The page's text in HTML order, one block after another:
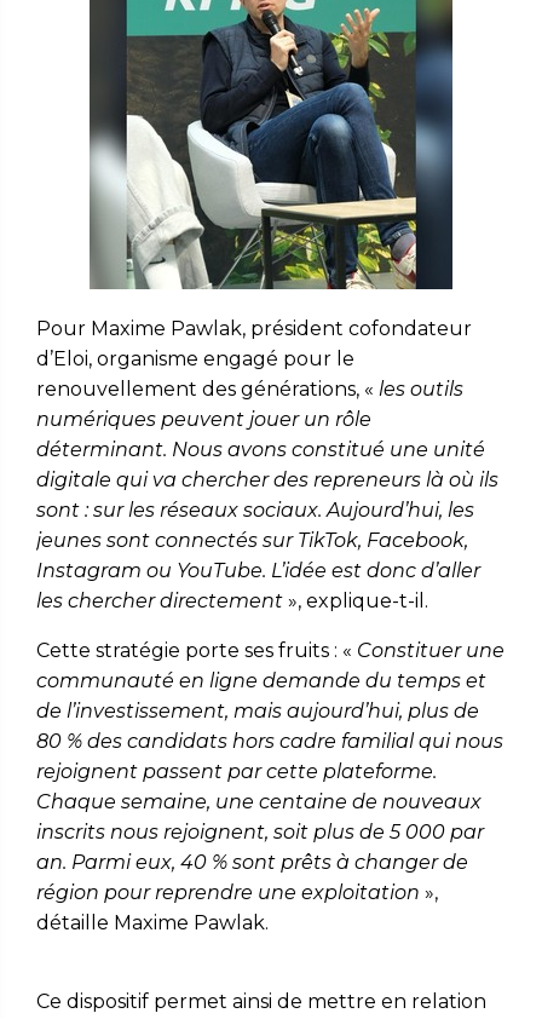
Pour Maxime Pawlak, président cofondateur
d’Eloi, organisme engagé pour le
renouvellement des générations, « les outils
numériques peuvent jouer un rôle
déterminant. Nous avons constitué une unité
digitale qui va chercher des repreneurs là où ils
sont : sur les réseaux sociaux. Aujourd’hui, les
jeunes sont connectés sur TikTok, Facebook,
Instagram ou YouTube. L’idée est donc d’aller
les chercher directement », explique-t-il.
Cette stratégie porte ses fruits : « Constituer une
communauté en ligne demande du temps et
de l’investissement, mais aujourd’hui, plus de
80 % des candidats hors cadre familial qui nous
rejoignent passent par cette plateforme.
Chaque semaine, une centaine de nouveaux
inscrits nous rejoignent, soit plus de 5 000 par
an. Parmi eux, 40 % sont prêts à changer de
région pour reprendre une exploitation »,
détaille Maxime Pawlak.
Ce dispositif permet ainsi de mettre en relation